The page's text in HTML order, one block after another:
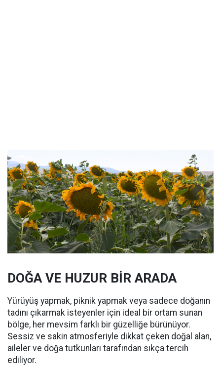
DOĞA VE HUZUR BİR ARADA
Yürüyüş yapmak, piknik yapmak veya sadece doğanın
tadını çıkarmak isteyenler için ideal bir ortam sunan
bölge, her mevsim farklı bir güzelliğe bürünüyor.
Sessiz ve sakin atmosferiyle dikkat çeken doğal alan,
aileler ve doğa tutkunları tarafından sıkça tercih
ediliyor.